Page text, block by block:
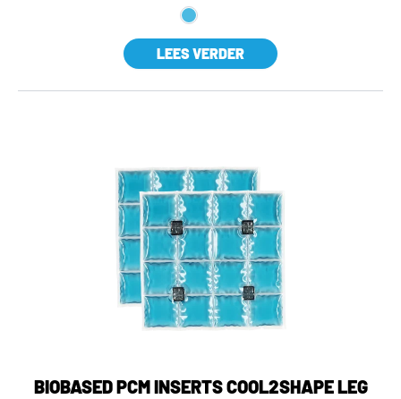
LEES VERDER
BIOBASED PCM INSERTS COOL2SHAPE LEG